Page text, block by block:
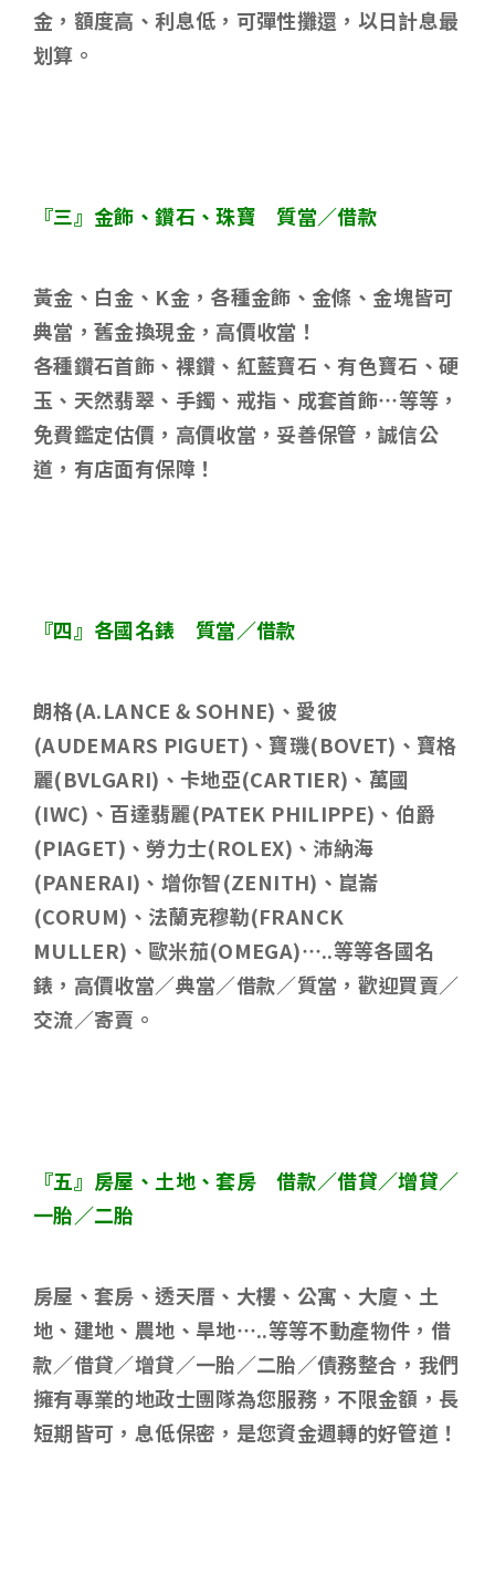
金，額度高、利息低，可彈性攤還，以日計息最
划算。
『三』金飾、鑽石、珠寶 質當／借款
黃金、白金、 K金，各種金飾、金條、金塊皆可
典當，舊金換現金，高價收當！
各種鑽石首飾、裸鑽、紅藍寶石、有色寶石、硬
玉、天然翡翠、手鐲、戒指、成套首飾…等等，
免費鑑定估價，高價收當，妥善保管，誠信公
道，有店面有保障！
『四』各國名錶 質當／借款
朗格(A.LANCE & SOHNE) 、愛彼
(AUDEMARS PIGUET) 、寶璣(BOVET) 、寶格
麗(BVLGARI) 、卡地亞(CARTIER) 、萬國
(IWC) 、百達翡麗(PATEK PHILIPPE) 、伯爵
(PIAGET) 、勞力士(ROLEX) 、沛納海
(PANERAI) 、增你智(ZENITH) 、崑崙
(CORUM) 、法蘭克穆勒(FRANCK
MULLER) 、歐米茄(OMEGA)…..等等各國名
錶，高價收當／典當／借款／質當，歡迎買賣／
交流／寄賣。
『五』房屋、土地、套房 借款／借貸／增貸／
一胎／二胎
房屋、套房、透天厝、大樓、公寓、大廈、土
地、建地、農地、旱地…..等等不動產物件，借
款／借貸／增貸／一胎／二胎／債務整合，我們
擁有專業的地政士團隊為您服務，不限金額，長
短期皆可，息低保密，是您資金週轉的好管道！